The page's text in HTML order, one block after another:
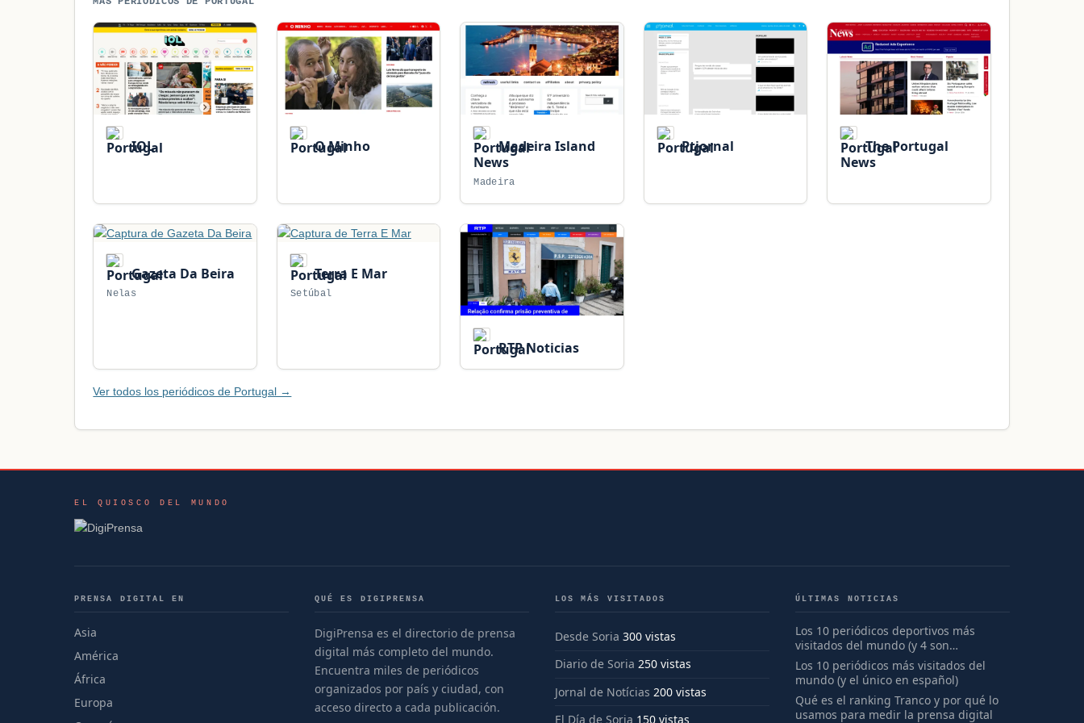
IOL O Minho
Madeira Island
News
Madeira
Ptjornal
The Portugal
News
Gazeta Da Beira
Nelas
Terra E Mar
Setúbal
RTP Noticias
Ver todos los periódicos de Portugal →
EL QUIOSCO DEL MUNDO
PRENSA DIGITAL EN
Asia
América
África
Europa
QUÉ ES DIGIPRENSA
DigiPrensa es el directorio de prensa
digital más completo del mundo.
Encuentra miles de periódicos
organizados por país y ciudad, con
acceso directo a cada publicación.
LOS MÁS VISITADOS
Desde Soria 300 vistas
Diario de Soria 250 vistas
Jornal de Notícias 200 vistas
El Día de Soria 150 vistas
ÚLTIMAS NOTICIAS
Los 10 periódicos deportivos más
visitados del mundo (y 4 son
españoles)
Los 10 periódicos más visitados del
mundo (y el único en español)
Qué es el ranking Tranco y por qué lo
usamos para medir la prensa digital